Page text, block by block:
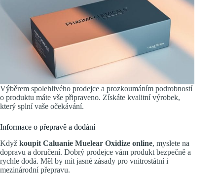
Výběrem spolehlivého prodejce a prozkoumáním podrobností
o produktu máte vše připraveno. Získáte kvalitní výrobek,
který splní vaše očekávání.
Informace o přepravě a dodání
Když koupit Caluanie Muelear Oxidize online, myslete na
dopravu a doručení. Dobrý prodejce vám produkt bezpečně a
rychle dodá. Měl by mít jasné zásady pro vnitrostátní i
mezinárodní přepravu.